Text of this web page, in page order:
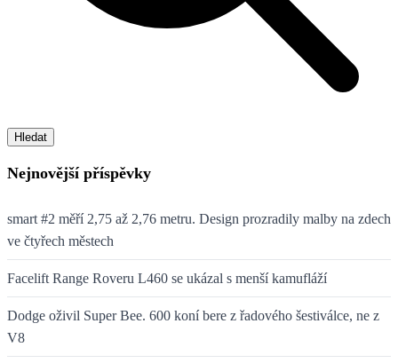
Hledat
Nejnovější příspěvky
smart #2 měří 2,75 až 2,76 metru. Design prozradily malby na zdech
ve čtyřech městech
Facelift Range Roveru L460 se ukázal s menší kamufláží
Dodge oživil Super Bee. 600 koní bere z řadového šestiválce, ne z
V8